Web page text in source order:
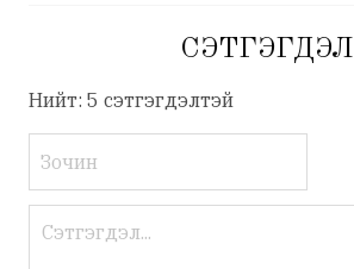
СЭТГЭГДЭЛ
Нийт: 5 сэтгэгдэлтэй